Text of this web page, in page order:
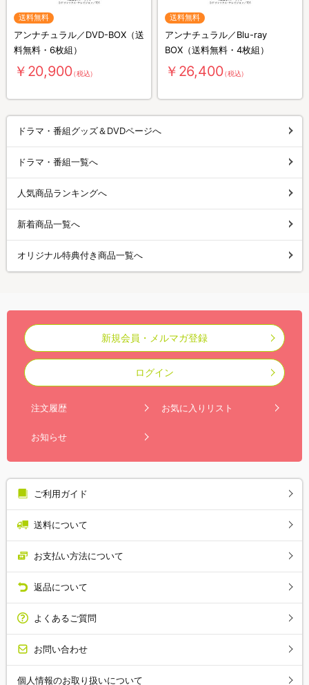
送料無料
アンナチュラル／DVD-BOX（送
料無料・6枚組）
￥20,900（税込）
送料無料
アンナチュラル／Blu-ray
BOX（送料無料・4枚組）
￥26,400（税込）
ドラマ・番組グッズ＆DVDページへ
ドラマ・番組一覧へ
人気商品ランキングへ
新着商品一覧へ
オリジナル特典付き商品一覧へ
新規会員・メルマガ登録
ログイン
注文履歴 お気に入りリスト
お知らせ
ご利用ガイド
送料について
お支払い方法について
返品について
よくあるご質問
お問い合わせ
個人情報のお取り扱いについて